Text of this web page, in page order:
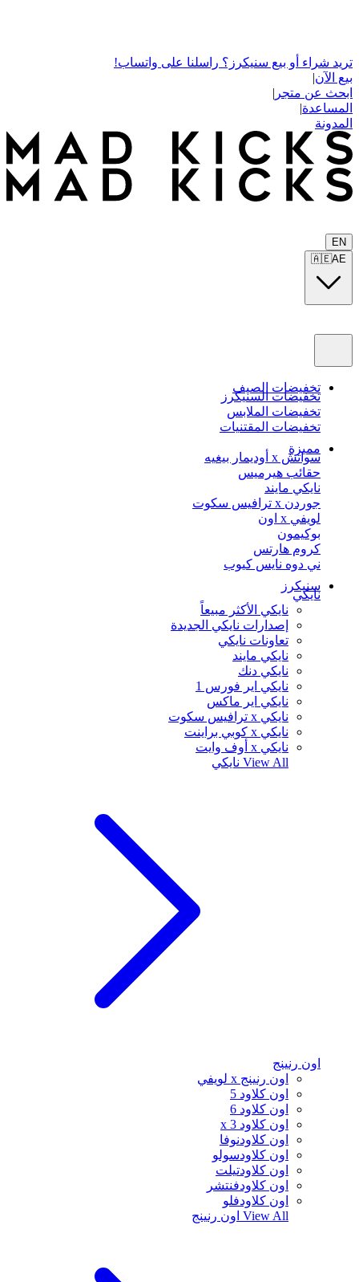
تريد شراء أو بيع سنيكرز؟ راسلنا على واتساب!
بيع الآن|
ابحث عن متجر |
المساعدة|
المدونة
EN
🇦🇪AE
تخفيضات الصيف
تخفيضات السنيكرز
تخفيضات الملابس
تخفيضات المقتنيات
مميزة
سواتش x أوديمار بيغيه
حقائب هيرميس
نايكي مايند
جوردن x ترافيس سكوت
لويفي x اون
بوكيمون
كروم هارتس
ني دوه نايس كيوب
سنيكرز
نايكي
نايكي الأكثر مبيعاً
إصدارات نايكي الجديدة
تعاونات نايكي
نايكي مايند
نايكي دنك
نايكي اير فورس 1
نايكي اير ماكس
نايكي x ترافيس سكوت
نايكي x كوبي براينت
نايكي x أوف وايت
View All نايكي
اون رنينج
اون رنينج x لويفي
اون كلاود 5
اون كلاود 6
اون كلاود x 3
اون كلاودنوفا
اون كلاودسولو
اون كلاودتيلت
اون كلاودفنتشر
اون كلاودفلو
View All اون رنينج